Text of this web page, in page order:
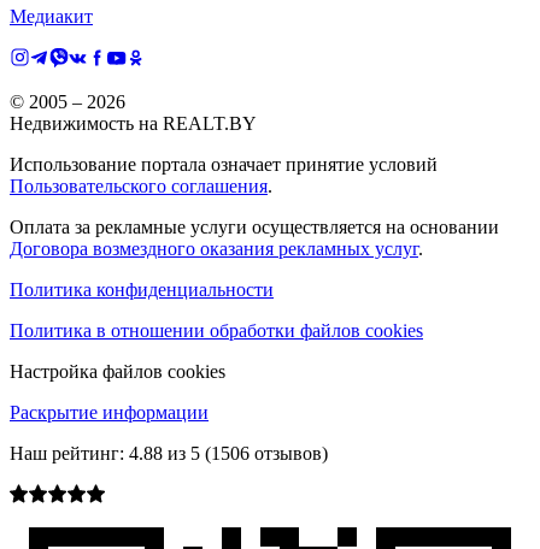
Медиакит
© 2005 – 2026
Недвижимость на REALT.BY
Использование портала означает принятие условий
Пользовательского соглашения.
Оплата за рекламные услуги осуществляется на основании
Договора возмездного оказания рекламных услуг.
Политика конфиденциальности
Политика в отношении обработки файлов cookies
Настройка файлов cookies
Раскрытие информации
Наш рейтинг: 4.88 из 5 (1506 отзывов)